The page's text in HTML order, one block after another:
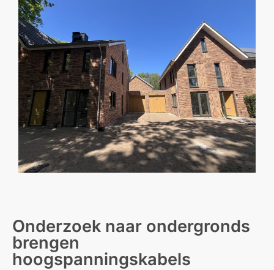
Onderzoek naar ondergronds
brengen
hoogspanningskabels